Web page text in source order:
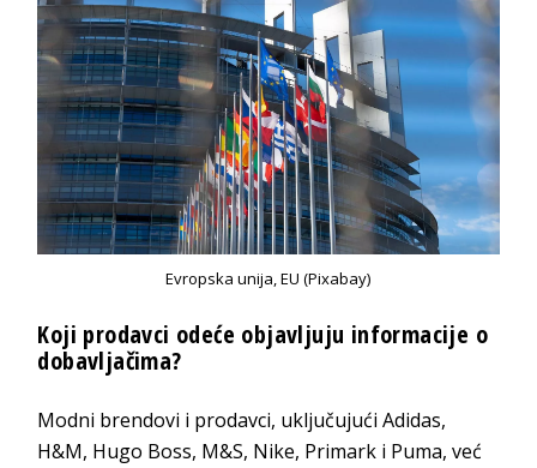
Evropska unija, EU (Pixabay)
Koji prodavci odeće objavljuju informacije o
dobavljačima?
Modni brendovi i prodavci, uključujući Adidas,
H&M, Hugo Boss, M&S, Nike, Primark i Puma, već